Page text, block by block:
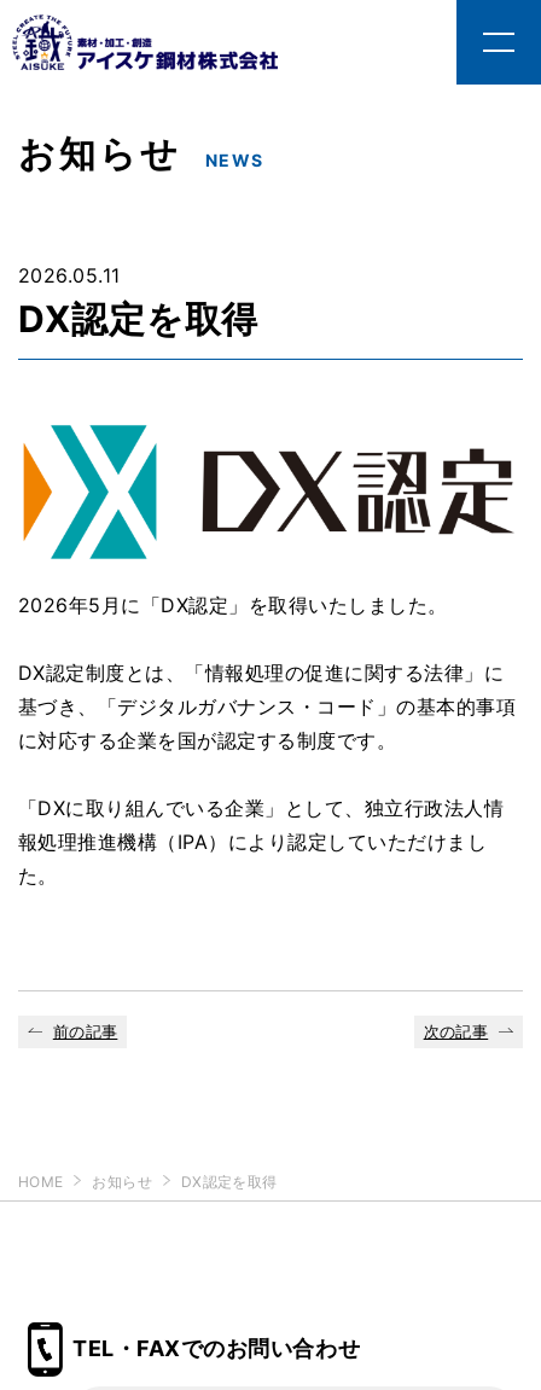
お知らせ NEWS
2026.05.11
DX認定を取得
2026年5月に「DX認定」を取得いたしました。
DX認定制度とは、「情報処理の促進に関する法律」に
基づき、「デジタルガバナンス・コード」の基本的事項
に対応する企業を国が認定する制度です。
「DXに取り組んでいる企業」として、独立行政法人情
報処理推進機構（IPA）により認定していただけまし
た。
前の記事 次の記事
HOME お知らせ DX認定を取得
TEL・FAXでのお問い合わせ